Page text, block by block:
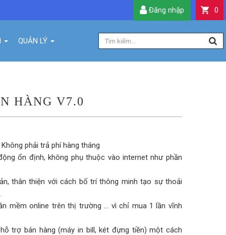
QUẢN LÝ
0
Đăng nhập
HÀNG V7.0
phải trả phí hàng tháng
ổn định, không phụ thuộc vào internet như phần
thân thiện với cách bố trí thông minh tạo sự thoải
mềm online trên thị trường ... vì chỉ mua 1 lần vĩnh
trợ bán hàng (máy in bill, két đựng tiền) một cách